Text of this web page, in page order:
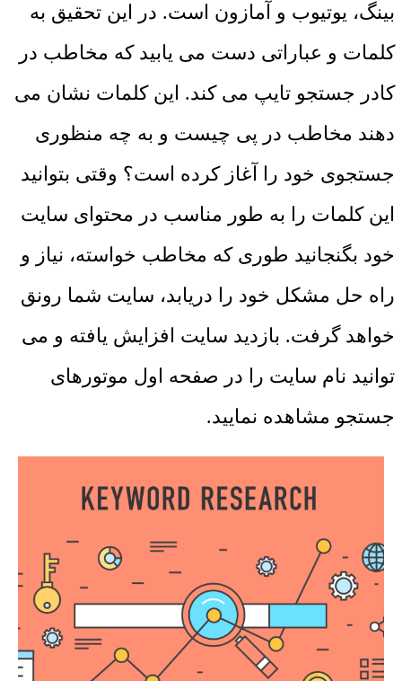
بینگ، یوتیوب و آمازون است. در این تحقیق به
کلمات و عباراتی دست می یابید که مخاطب در
کادر جستجو تایپ می کند. این کلمات نشان می
دهند مخاطب در پی چیست و به چه منظوری
جستجوی خود را آغاز کرده است؟ وقتی بتوانید
این کلمات را به طور مناسب در محتوای سایت
خود بگنجانید طوری که مخاطب خواسته، نیاز و
راه حل مشکل خود را دریابد، سایت شما رونق
خواهد گرفت. بازدید سایت افزایش یافته و می
توانید نام سایت را در صفحه اول موتورهای
جستجو مشاهده نمایید.